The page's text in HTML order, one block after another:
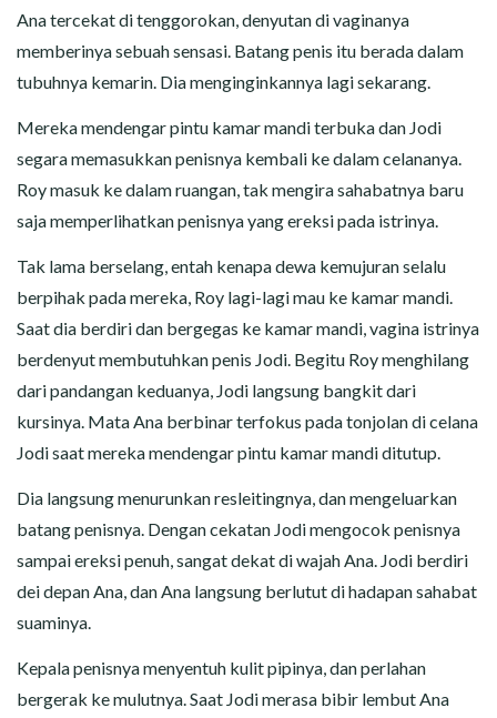
Ana tercekat di tenggorokan, denyutan di vaginanya
memberinya sebuah sensasi. Batang penis itu berada dalam
tubuhnya kemarin. Dia menginginkannya lagi sekarang.
Mereka mendengar pintu kamar mandi terbuka dan Jodi
segara memasukkan penisnya kembali ke dalam celananya.
Roy masuk ke dalam ruangan, tak mengira sahabatnya baru
saja memperlihatkan penisnya yang ereksi pada istrinya.
Tak lama berselang, entah kenapa dewa kemujuran selalu
berpihak pada mereka, Roy lagi-lagi mau ke kamar mandi.
Saat dia berdiri dan bergegas ke kamar mandi, vagina istrinya
berdenyut membutuhkan penis Jodi. Begitu Roy menghilang
dari pandangan keduanya, Jodi langsung bangkit dari
kursinya. Mata Ana berbinar terfokus pada tonjolan di celana
Jodi saat mereka mendengar pintu kamar mandi ditutup.
Dia langsung menurunkan resleitingnya, dan mengeluarkan
batang penisnya. Dengan cekatan Jodi mengocok penisnya
sampai ereksi penuh, sangat dekat di wajah Ana. Jodi berdiri
dei depan Ana, dan Ana langsung berlutut di hadapan sahabat
suaminya.
Kepala penisnya menyentuh kulit pipinya, dan perlahan
bergerak ke mulutnya. Saat Jodi merasa bibir lembut Ana